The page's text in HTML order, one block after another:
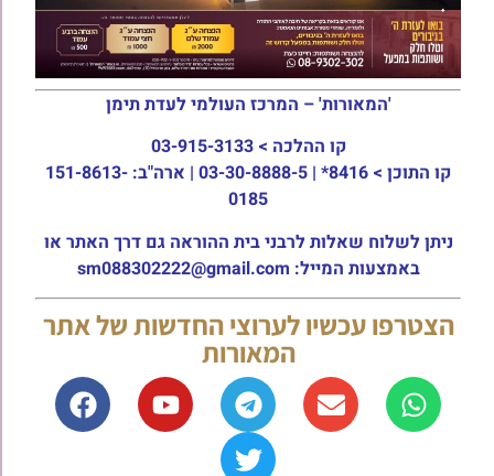
'המאורות' – המרכז העולמי לעדת תימן
קו ההלכה > 03-915-3133
קו התוכן >
8416* | 03-30-8888-5 | ארה"ב: 151-8613-
0185
ניתן לשלוח שאלות לרבני בית ההוראה גם דרך האתר או
באמצעות המייל: sm088302222@gmail.com
הצטרפו עכשיו לערוצי החדשות של אתר
המאורות